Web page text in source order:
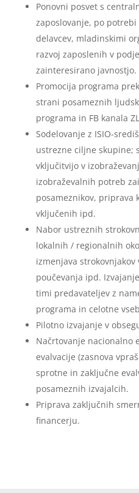
Ponovni posvet s
zaposlovanje, po
delavcev, mladinskimi
razvoj zaposlenih v
zainteresirano javnostjo.
Promocija programa
strani posameznih
programa in FB kanala
Sodelovanje z ISIO-
ustrezne ciljne skupine;
vključitvijo v
izobraževalnih potreb
posameznikov, priprava
vključenih ipd.
Nabor ustreznih
lokalnih / regionalnih
izmenjava
poučevanja ipd.
timi predavateljev z
programa in celotne
Pilotno izvajanje v
Načrtovanje nacionalno
evalvacije (zasnova
sprotne in zaključne
posameznih izvajalcih.
Priprava zaključnih
financerju.